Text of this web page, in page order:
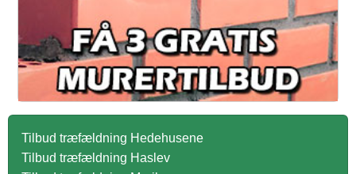
Tilbud træfældning Hedehusene
Tilbud træfældning Haslev